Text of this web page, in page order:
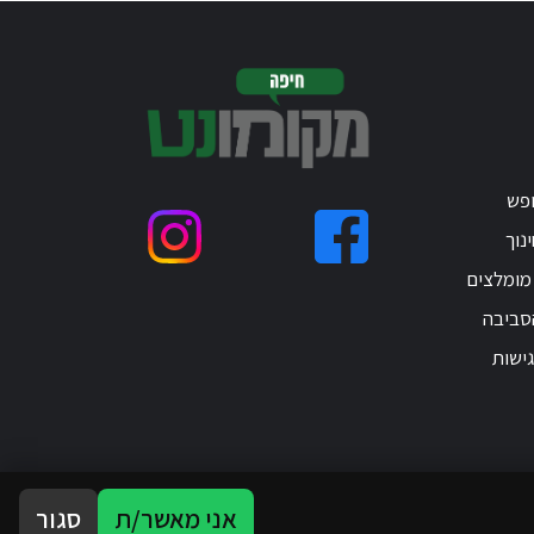
מומלצים
אני מאשר/ת סגור